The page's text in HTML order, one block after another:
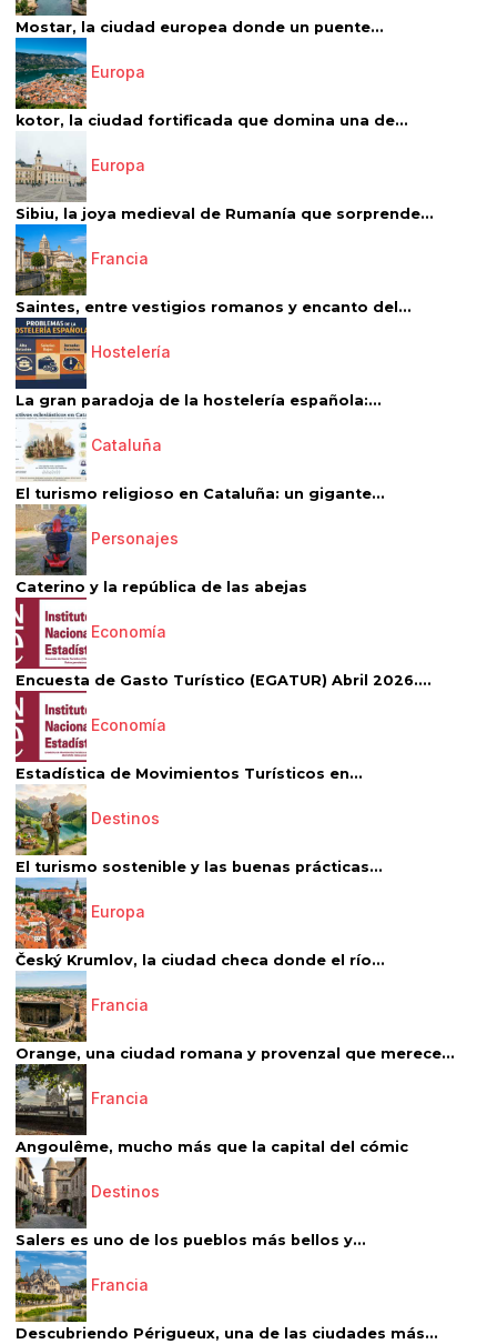
Mostar, la ciudad europea donde un puente...
Europa
kotor, la ciudad fortificada que domina una de...
Europa
Sibiu, la joya medieval de Rumanía que sorprende...
Francia
Saintes, entre vestigios romanos y encanto del...
Hostelería
La gran paradoja de la hostelería española:...
Cataluña
El turismo religioso en Cataluña: un gigante...
Personajes
Caterino y la república de las abejas
Economía
Encuesta de Gasto Turístico (EGATUR) Abril 2026....
Economía
Estadística de Movimientos Turísticos en...
Destinos
El turismo sostenible y las buenas prácticas...
Europa
Český Krumlov, la ciudad checa donde el río...
Francia
Orange, una ciudad romana y provenzal que merece...
Francia
Angoulême, mucho más que la capital del cómic
Destinos
Salers es uno de los pueblos más bellos y...
Francia
Descubriendo Périgueux, una de las ciudades más...